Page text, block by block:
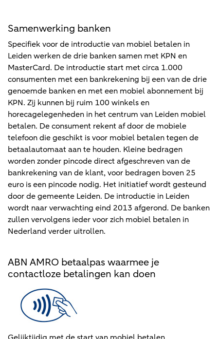
Samenwerking banken
Specifiek voor de introductie van mobiel betalen in
Leiden werken de drie banken samen met KPN en
MasterCard. De introductie start met circa 1.000
consumenten met een bankrekening bij een van de drie
genoemde banken en met een mobiel abonnement bij
KPN. Zij kunnen bij ruim 100 winkels en
horecagelegenheden in het centrum van Leiden mobiel
betalen. De consument rekent af door de mobiele
telefoon die geschikt is voor mobiel betalen tegen de
betaalautomaat aan te houden. Kleine bedragen
worden zonder pincode direct afgeschreven van de
bankrekening van de klant, voor bedragen boven 25
euro is een pincode nodig. Het initiatief wordt gesteund
door de gemeente Leiden. De introductie in Leiden
wordt naar verwachting eind 2013 afgerond. De banken
zullen vervolgens ieder voor zich mobiel betalen in
Nederland verder uitrollen.
ABN AMRO betaalpas waarmee je
contactloze betalingen kan doen